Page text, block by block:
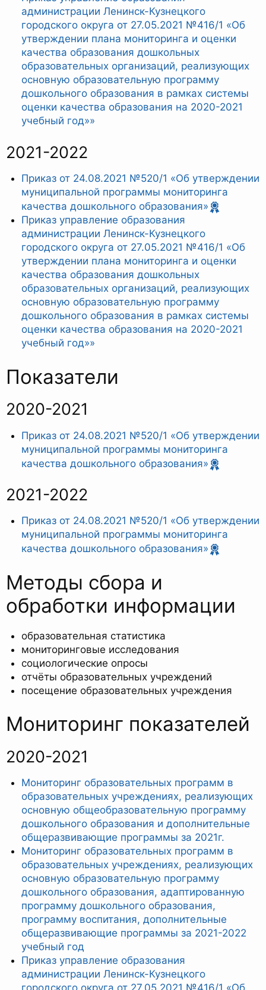
администрации Ленинск-Кузнецкого
городского округа от 27.05.2021 №416/1 «Об
утверждении плана мониторинга и оценки
качества образования дошкольных
образовательных организаций, реализующих
основную образовательную программу
дошкольного образования в рамках системы
оценки качества образования на 2020-2021
учебный год»»
2021-2022
Приказ от 24.08.2021 №520/1 «Об утверждении
муниципальной программы мониторинга
качества дошкольного образования»
Приказ управление образования
администрации Ленинск-Кузнецкого
городского округа от 27.05.2021 №416/1 «Об
утверждении плана мониторинга и оценки
качества образования дошкольных
образовательных организаций, реализующих
основную образовательную программу
дошкольного образования в рамках системы
оценки качества образования на 2020-2021
учебный год»»
Показатели
2020-2021
Приказ от 24.08.2021 №520/1 «Об утверждении
муниципальной программы мониторинга
качества дошкольного образования»
2021-2022
Приказ от 24.08.2021 №520/1 «Об утверждении
муниципальной программы мониторинга
качества дошкольного образования»
Методы сбора и
обработки информации
образовательная статистика
мониторинговые исследования
социологические опросы
отчёты образовательных учреждений
посещение образовательных учреждения
Мониторинг показателей
2020-2021
Мониторинг образовательных программ в
образовательных учреждениях, реализующих
основную общеобразовательную программу
дошкольного образования и дополнительные
общеразвивающие программы за 2021г.
Мониторинг образовательных программ в
образовательных учреждениях, реализующих
основную образовательную программу
дошкольного образования, адаптированную
программу дошкольного образования,
программу воспитания, дополнительные
общеразвивающие программы за 2021-2022
учебный год
Приказ управление образования
администрации Ленинск-Кузнецкого